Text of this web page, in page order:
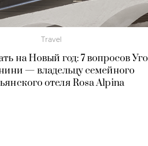
Travel
на Новый год: 7 вопросов Уго
— владельцу семейного
отеля Rosa Alpina